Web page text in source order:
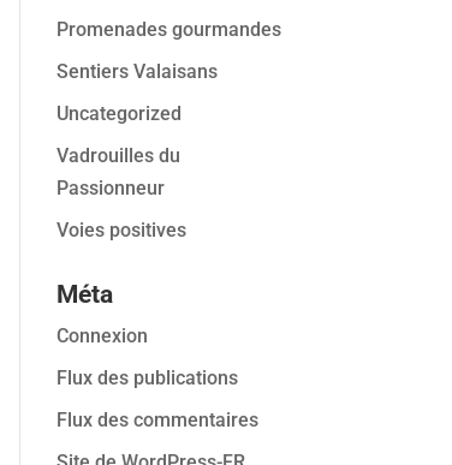
Promenades gourmandes
Sentiers Valaisans
Uncategorized
Vadrouilles du
Passionneur
Voies positives
Méta
Connexion
Flux des publications
Flux des commentaires